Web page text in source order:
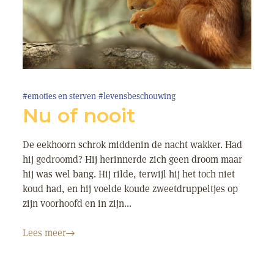
#emoties en sterven #levensbeschouwing
Nu of nooit
De eekhoorn schrok middenin de nacht wakker. Had
hij gedroomd? Hij herinnerde zich geen droom maar
hij was wel bang. Hij rilde, terwijl hij het toch niet
koud had, en hij voelde koude zweetdruppeltjes op
zijn voorhoofd en in zijn...
Lees meer